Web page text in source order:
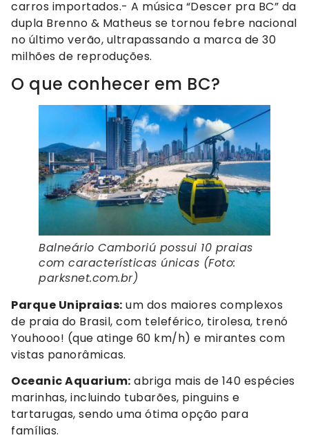
carros importados.- A música “Descer pra BC” da
dupla Brenno & Matheus se tornou febre nacional
no último verão, ultrapassando a marca de 30
milhões de reproduções.
O que conhecer em BC?
Balneário Camboriú possui 10 praias
com características únicas (Foto:
parksnet.com.br)
Parque Unipraias: um dos maiores complexos
de praia do Brasil, com teleférico, tirolesa, trenó
Youhooo! (que atinge 60 km/h) e mirantes com
vistas panorâmicas.
Oceanic Aquarium: abriga mais de 140 espécies
marinhas, incluindo tubarões, pinguins e
tartarugas, sendo uma ótima opção para
famílias.